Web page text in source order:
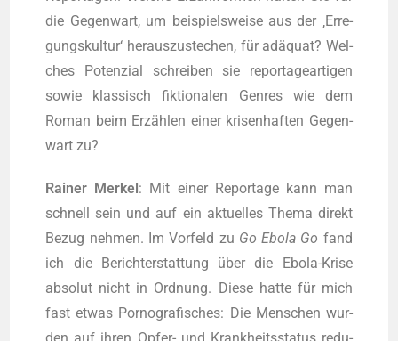
die Gegen­wart, um bei­spiels­wei­se aus der ‚Erre­
gungs­kul­tur‘ her­aus­zu­ste­chen, für adäquat? Wel­
ches Poten­zi­al schrei­ben sie repor­ta­ge­ar­ti­gen
sowie klas­sisch fik­tio­na­len Gen­res wie dem
Roman beim Erzäh­len einer kri­sen­haf­ten Gegen­
wart zu?
Rai­ner Mer­kel : Mit einer Repor­ta­ge kann man
schnell sein und auf ein aktu­el­les The­ma direkt
Bezug neh­men. Im Vor­feld zu Go Ebo­la Go fand
ich die Bericht­erstat­tung über die Ebo­la-Kri­se
abso­lut nicht in Ord­nung. Die­se hat­te für mich
fast etwas Por­no­gra­fi­sches: Die Men­schen wur­